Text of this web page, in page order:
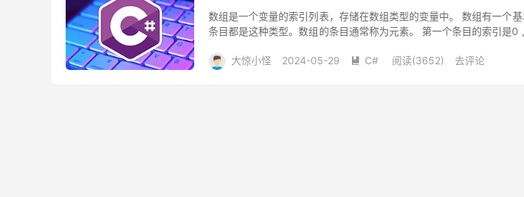
数组是一个变量的索引列表，存储在数组类型的变量中。 数组有一个
条目都是这种类型。数组的条目通常称为元素。 第一个条目的索引是0 ,
大惊小怪 2024-05-29  C# 阅读(3652) 去评论